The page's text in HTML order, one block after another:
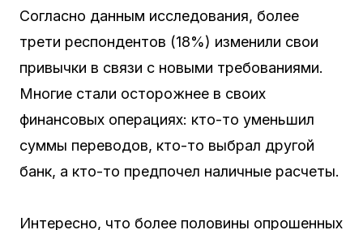
Согласно данным исследования, более
трети респондентов (18%) изменили свои
привычки в связи с новыми требованиями.
Многие стали осторожнее в своих
финансовых операциях: кто-то уменьшил
суммы переводов, кто-то выбрал другой
банк, а кто-то предпочел наличные расчеты.
Интересно, что более половины опрошенных